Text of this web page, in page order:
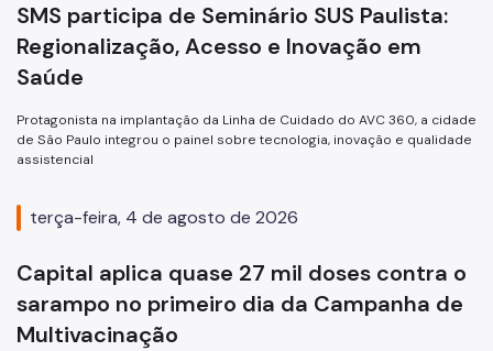
Gestão Participativa
Hospital do Servidor Público Municipal
Licitações e Compras Públicas
Manuais de Identidade Visual
Notícias
SMS participa de Seminário SUS Paulista:
Regionalização, Acesso e Inovação em
Saúde
Protagonista na implantação da Linha de Cuidado do AVC 360, a cidade
de São Paulo integrou o painel sobre tecnologia, inovação e qualidade
assistencial
terça-feira, 4 de agosto de 2026
Capital aplica quase 27 mil doses contra o
sarampo no primeiro dia da Campanha de
Multivacinação